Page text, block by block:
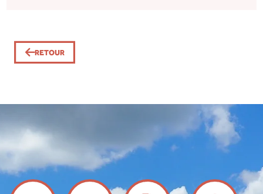
RETOUR